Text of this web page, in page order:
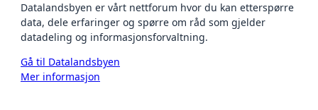
Datalandsbyen er vårt nettforum hvor du kan etterspørre
data, dele erfaringer og spørre om råd som gjelder
datadeling og informasjonsforvaltning.
Gå til Datalandsbyen
Mer informasjon